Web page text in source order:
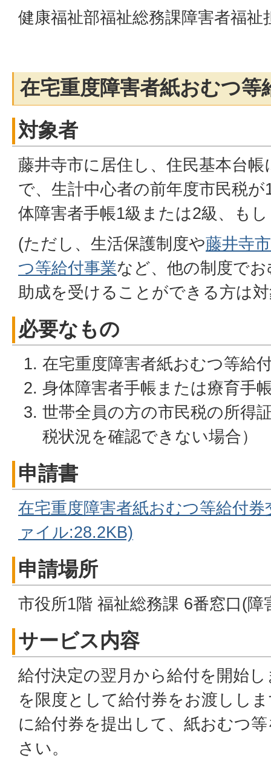
健康福祉部福祉総務課障害者福祉
在宅重度障害者紙おむつ等
対象者
藤井寺市に居住し、住民基本台
で、生計中心者の前年度市民税
体障害者手帳1級または2級、も
(ただし、生活保護制度や藤井寺
つ等給付事業など、他の制度で
助成を受けることができる方は
必要なもの
在宅重度障害者紙おむつ等給
身体障害者手帳または療育手
世帯全員の方の市民税の所得
税状況を確認できない場合）
申請書
在宅重度障害者紙おむつ等給付
ァイル:28.2KB)
申請場所
市役所1階 福祉総務課 6番窓口(障
サービス内容
給付決定の翌月から給付を開始
を限度として給付券をお渡しし
に給付券を提出して、紙おむつ
さい。